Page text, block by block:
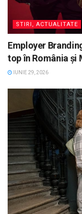
STIRI, ACTUALITATE
Employer
top în România și
IUNIE 29, 2026